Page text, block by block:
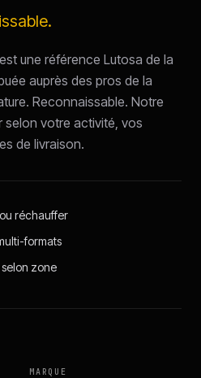
une référence Lutosa de la
auprès des pros de la
Reconnaissable. Notre
selon votre activité, vos
de livraison.
réchauffer
formats
selon zone
MARQUE